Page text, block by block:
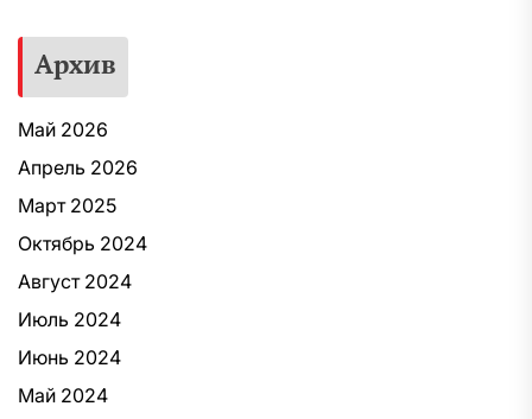
Архив
Май 2026
Апрель 2026
Март 2025
Октябрь 2024
Август 2024
Июль 2024
Июнь 2024
Май 2024